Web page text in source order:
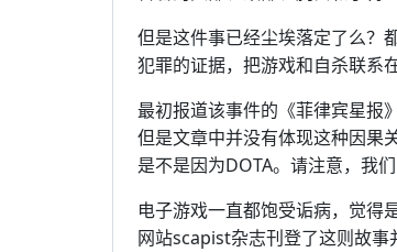
但是这件事已经尘埃落定了么？
犯罪的证据，把游戏和自杀联系
最初报道该事件的《菲律宾星报
但是文章中并没有体现这种因果
是不是因为DOTA。请注意，我
电子游戏一直都饱受诟病，觉得
网站scapist杂志刊登了这则故